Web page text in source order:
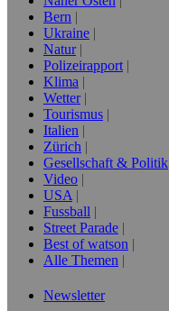
Bern
Ukraine
Natur
Polizeirapport
Klima
Wetter
Tourismus
Italien
Zürich
Gesellschaft & Politik
Video
USA
Fussball
Street Parade
Best of watson
Alle Themen
Newsletter